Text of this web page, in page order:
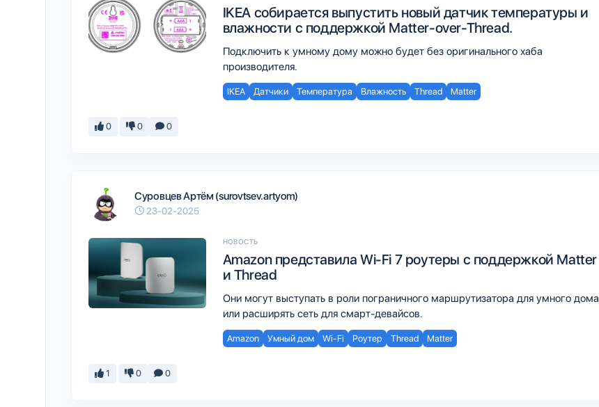
IKEA собирается выпустить новый датчик температуры и
влажности с поддержкой Matter-over-Thread.
Подключить к умному дому можно будет без оригинального хаба
производителя.
IKEA Датчики Температура Влажность Thread Matter
0 0 0
Суровцев Артём (surovtsev.artyom)
23-02-2025
НОВОСТЬ
Amazon представила Wi-Fi 7 роутеры с поддержкой Matter
и Thread
Они могут выступать в роли пограничного маршрутизатора для умного дома
или расширять сеть для смарт-девайсов.
Amazon Умный дом Wi-Fi Роутер Thread Matter
1 0 0